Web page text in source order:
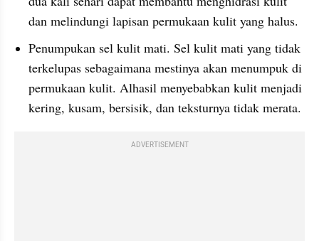
dan melindungi lapisan permukaan kulit yang halus.
Penumpukan sel kulit mati. Sel kulit mati yang tidak
terkelupas sebagaimana mestinya akan menumpuk di
permukaan kulit. Alhasil menyebabkan kulit menjadi
kering, kusam, bersisik, dan teksturnya tidak merata.
ADVERTISEMENT